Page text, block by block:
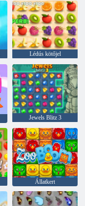
Lédús kötőjel
Jewels Blitz 3
Állatkert